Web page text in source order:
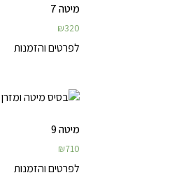
מיטה 7
₪320
לפרטים והזמנות
מיטה 9
₪710
לפרטים והזמנות